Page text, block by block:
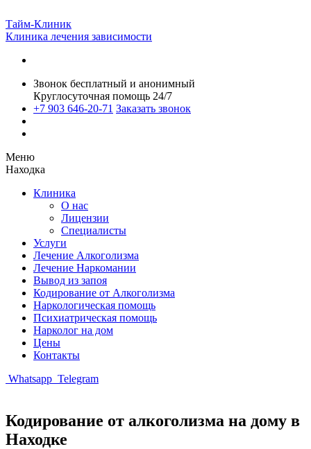
Тайм-Клиник
Клиника лечения зависимости
Звонок бесплатный и анонимный
Круглосуточная помощь 24/7
+7 903 646-20-71 Заказать звонок
Меню
Находка
Клиника
О нас
Лицензии
Специалисты
Услуги
Лечение Алкоголизма
Лечение Наркомании
Вывод из запоя
Кодирование от Алкоголизма
Наркологическая помощь
Психиатрическая помощь
Нарколог на дом
Цены
Контакты
Whatsapp Telegram
Кодирование от алкоголизма на дому в
Находке